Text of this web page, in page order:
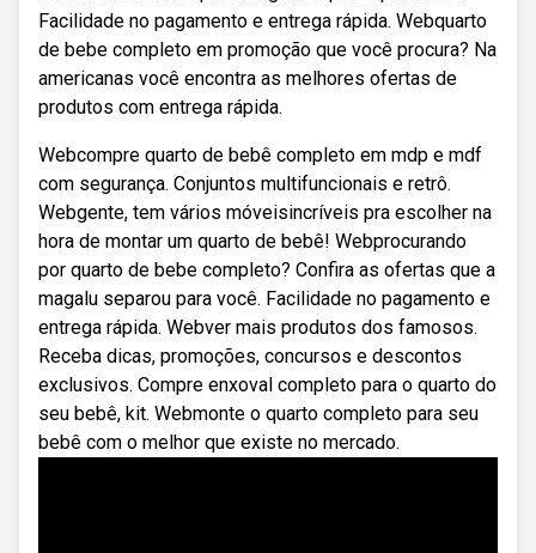
Facilidade no pagamento e entrega rápida. Webquarto
de bebe completo em promoção que você procura? Na
americanas você encontra as melhores ofertas de
produtos com entrega rápida.
Webcompre quarto de bebê completo em mdp e mdf
com segurança. Conjuntos multifuncionais e retrô.
Webgente, tem vários móveisincríveis pra escolher na
hora de montar um quarto de bebê! Webprocurando
por quarto de bebe completo? Confira as ofertas que a
magalu separou para você. Facilidade no pagamento e
entrega rápida. Webver mais produtos dos famosos.
Receba dicas, promoções, concursos e descontos
exclusivos. Compre enxoval completo para o quarto do
seu bebê, kit. Webmonte o quarto completo para seu
bebê com o melhor que existe no mercado.